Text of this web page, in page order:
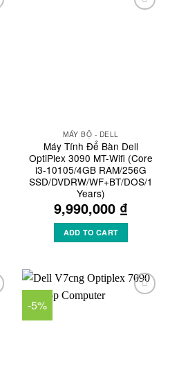
MÁY BỘ - DELL
Máy Tính Để Bàn Dell
OptiPlex 3090 MT-Wifi (Core
i3-10105/4GB RAM/256G
SSD/DVDRW/WF+BT/DOS/1
Years)
9,990,000 ₫
ADD TO CART
-5%